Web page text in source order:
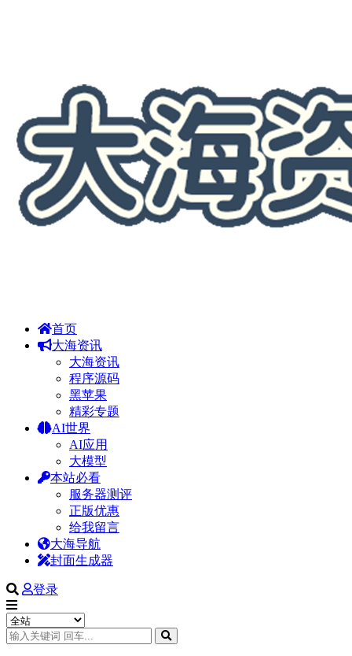
首页
大海资讯
大海资讯
程序源码
黑苹果
精彩专题
AI世界
AI应用
大模型
本站必看
服务器测评
正版优惠
给我留言
大海导航
封面生成器
登录